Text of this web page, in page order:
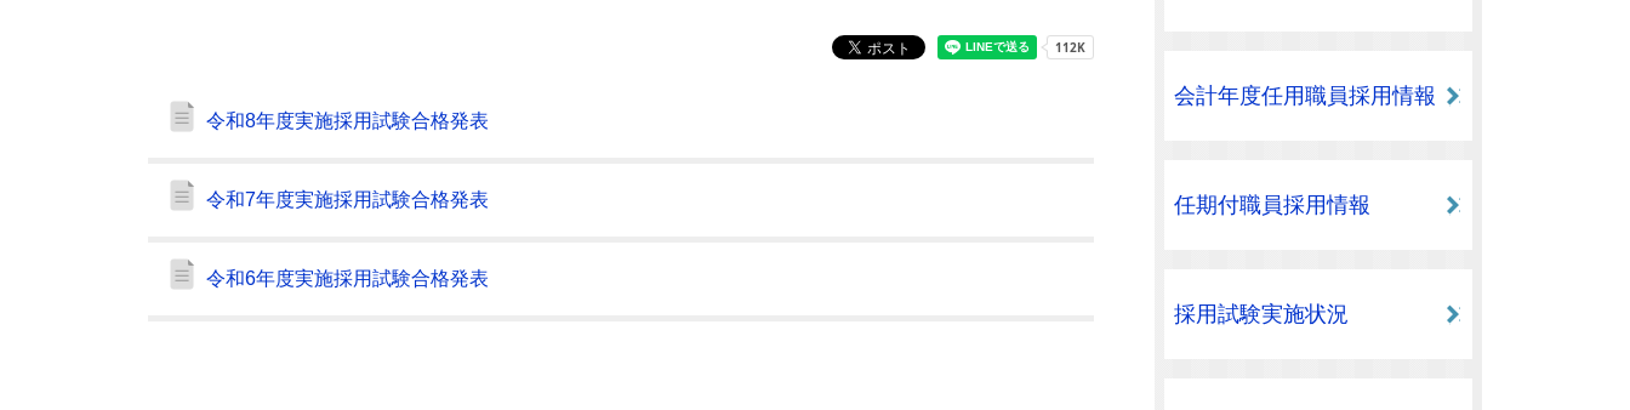
令和8年度実施採用試験合格発表
令和7年度実施採用試験合格発表
令和6年度実施採用試験合格発表
会計年度任用職員採用情報
任期付職員採用情報
採用試験実施状況